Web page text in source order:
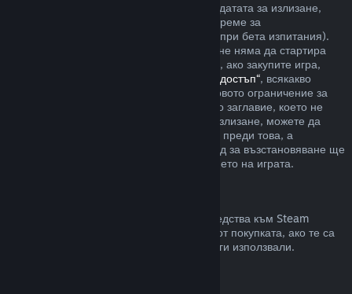
Когато закупите заглавие в Steam преди датата за излизане,
двучасовото ограничение на игралното време за
възстановяване ще е приложимо (освен при бета изпитания).
Но 14-дневният период за възстановяване няма да стартира
преди датата за излизане. Ето например, ако закупите игра,
„Разширен достъп“, всякакво
игрално време ще се отчита към двучасовото ограничение за
възстановяване. Ако предплатите дадено заглавие, което не
може да бъде пускано преди датата за излизане, можете да
изискате възстановяване по всяко време преди това, а
стандартният 14-дневен/двучасов период за възстановяване ще
се прилага, считано от датата за излизането на играта.
Може да изискате възстановяване на средства към Steam
портфейл в четиринадесет дневен срок от покупката, ако те са
били закупени в Steam и все още не сте ги използвали.